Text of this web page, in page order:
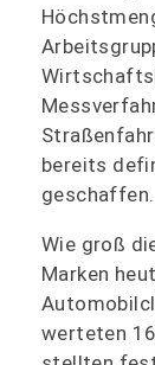
bereits
geschaffen.
Wie groß
Marken
werteten